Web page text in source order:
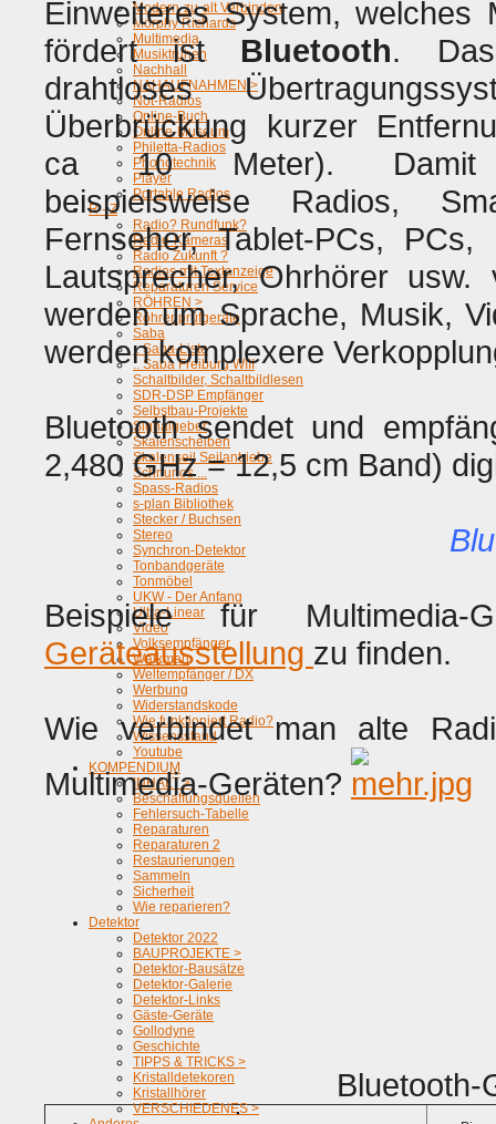
Modern-zu-alt Verbinden
Morphy Richards
Multimedia
Musiktruhen
Nachhall
NAHAUFNAHMEN >
Not-Radios
Online-Buch
Online-Museum
Philetta-Radios
Phonotechnik
Player
Portable Radios
R - Z
Radio? Rundfunk?
Radio-Kameras
Radio Zukunft ?
Radios mit Textanzeige
Reparaturen Service
RÖHREN >
Röhrenprüfgeräte
Saba
.. Saba-Liste
.. Saba Freiburg WIII
Schaltbilder, Schaltbildlesen
SDR-DSP Empfänger
Selbstbau-Projekte
Signalgeber
Skalenscheiben
Skalenseil Seilantriebe
Schnurlos ...
Spass-Radios
s-plan Bibliothek
Stecker / Buchsen
Stereo
Synchron-Detektor
Tonbandgeräte
Tonmöbel
UKW - Der Anfang
Ultra-Linear
Video
Volksempfänger
Walkman
Weltempfänger / DX
Werbung
Widerstandskode
Wie funktioniert Radio?
Wissensstand
Youtube
KOMPENDIUM
INHALT >
Beschaffungsquellen
Fehlersuch-Tabelle
Reparaturen
Reparaturen 2
Restaurierungen
Sammeln
Sicherheit
Wie reparieren?
Detektor
Detektor 2022
BAUPROJEKTE >
Detektor-Bausätze
Detektor-Galerie
Detektor-Links
Gäste-Geräte
Gollodyne
Geschichte
TIPPS & TRICKS >
Kristalldetekoren
Kristallhörer
VERSCHIEDENES >
Einweiteres System, welches
fördert ist Bluetooth.
drahtloses
Überbrückung kurzer
ca 10 Meter). Damit
beispielsweise Radios,
Fernseher, Tablet-PCs, PCs,
Lautsprecher, Ohrhörer usw.
werden um Sprache, Musik,
werden komplexere
Bluetooth sendet und
2,480 GHz = 12,5 cm Band)
Beispiele für
Geräteausstellung zu finden.
Wie verbindet man alte
Multimedia-Geräten?
Bluetooth-